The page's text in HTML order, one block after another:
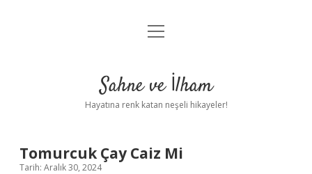
Anasayfa
Yasal Uyarı
menüyü
Sahne ve İlham
Hayatına renk katan neşeli hikayeler!
Tomurcuk Çay Caiz Mi
Tarih: Aralık 30, 2024